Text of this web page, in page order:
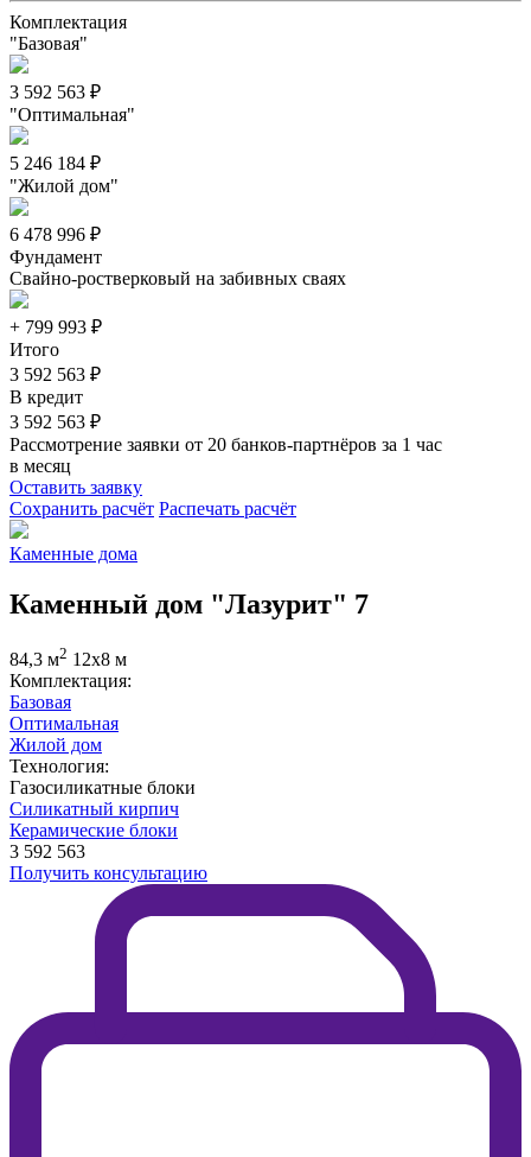
Комплектация
"Базовая"
3 592 563 ₽
"Оптимальная"
5 246 184 ₽
"Жилой дом"
6 478 996 ₽
Фундамент
Свайно-ростверковый на забивных сваях
+ 799 993 ₽
Итого
3 592 563 ₽
В кредит
3 592 563 ₽
Рассмотрение заявки от 20 банков-партнёров за 1 час
в месяц
Оставить заявку
Сохранить расчёт Распечать расчёт
Каменные дома
Каменный дом "Лазурит" 7
84,3 м2 12х8 м
Комплектация:
Базовая
Оптимальная
Жилой дом
Технология:
Газосиликатные блоки
Силикатный кирпич
Керамические блоки
3 592 563
Получить консультацию